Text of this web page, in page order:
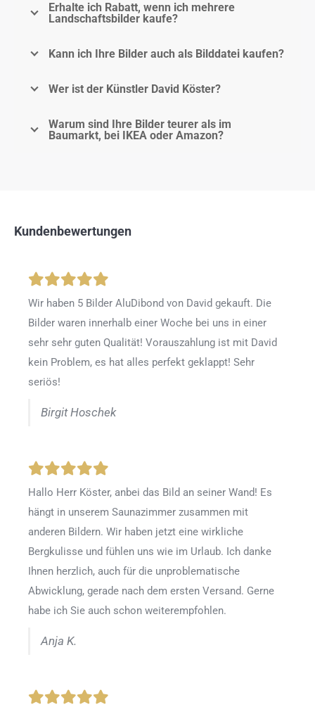
Erhalte ich Rabatt, wenn ich mehrere
Landschaftsbilder kaufe?
Kann ich Ihre Bilder auch als Bilddatei kaufen?
Wer ist der Künstler David Köster?
Warum sind Ihre Bilder teurer als im
Baumarkt, bei IKEA oder Amazon?
Kundenbewertungen
Wir haben 5 Bilder AluDibond von David gekauft. Die
Bilder waren innerhalb einer Woche bei uns in einer
sehr sehr guten Qualität! Vorauszahlung ist mit David
kein Problem, es hat alles perfekt geklappt! Sehr
seriös!
Birgit Hoschek
Hallo Herr Köster, anbei das Bild an seiner Wand! Es
hängt in unserem Saunazimmer zusammen mit
anderen Bildern. Wir haben jetzt eine wirkliche
Bergkulisse und fühlen uns wie im Urlaub. Ich danke
Ihnen herzlich, auch für die unproblematische
Abwicklung, gerade nach dem ersten Versand. Gerne
habe ich Sie auch schon weiterempfohlen.
Anja K.